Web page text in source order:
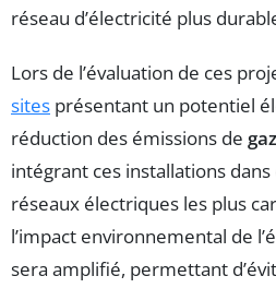
réseau d’électricité plus
Lors de l’évaluation de ces
sites présentant un potentiel
réduction des émissions de
intégrant ces installations
réseaux électriques les plus
l’impact environnemental de
sera amplifié, permettant